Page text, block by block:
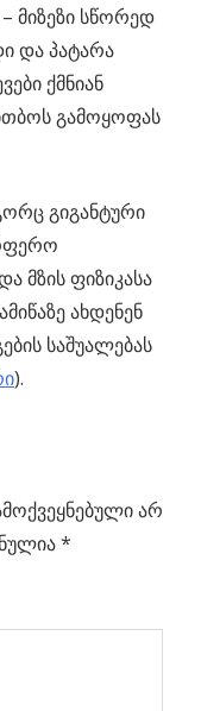
მიზეზი სწორედ
და პატარა
ქმნიან
გამოყოფას
გიგანტური
მზის ფიზიკასა
ახდენენ
საშუალებას
).
არ
*